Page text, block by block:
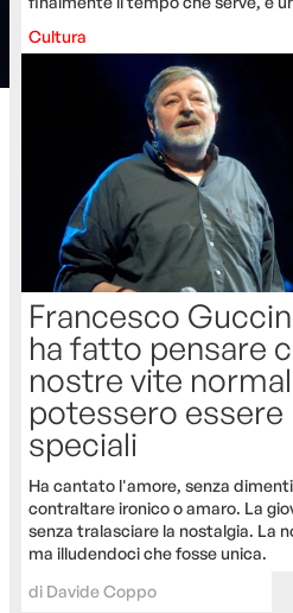
Cultura
Francesco
ha fatto pensare
nostre vite
potessero essere
speciali
Ha cantato l'amore, senza
contraltare ironico o amaro. La
senza tralasciare la nostalgia. La
ma illudendoci che fosse unica.
di Davide Coppo